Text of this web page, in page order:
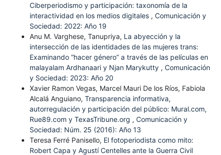
Ciberperiodismo y participación: taxonomía de la
interactividad en los medios digitales , Comunicación y
Sociedad: 2022: Año 19
Anu M. Varghese, Tanupriya, La abyección y la
intersección de las identidades de las mujeres trans:
Examinando “hacer género” a través de las películas en
malayalam Ardhanaari y Njan Marykutty , Comunicación
y Sociedad: 2023: Año 20
Xavier Ramon Vegas, Marcel Mauri De los Ríos, Fabiola
Alcalá Anguiano, Transparencia informativa,
autorregulación y participación del público: Mural.com,
Rue89.com y TexasTribune.org , Comunicación y
Sociedad: Núm. 25 (2016): Año 13
Teresa Ferré Panisello, El fotoperiodista como mito:
Robert Capa y Agustí Centelles ante la Guerra Civil